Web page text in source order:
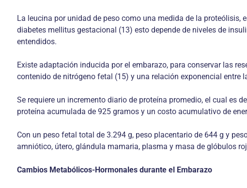
La leucina por unidad de peso como una medida de la
diabetes mellitus gestacional (13) esto depende de niveles de
entendidos.
Existe adaptación inducida por el embarazo, para conservar las
contenido de nitrógeno fetal (15) y una relación exponencial entre
Se requiere un incremento diario de proteína promedio, el cual es
proteína acumulada de 925 gramos y un costo acumulativo de
Con un peso fetal total de 3.294 g, peso placentario de 644 g y
amniótico, útero, glándula mamaria, plasma y masa de glóbulos
Cambios Metabólicos-Hormonales durante el Embarazo